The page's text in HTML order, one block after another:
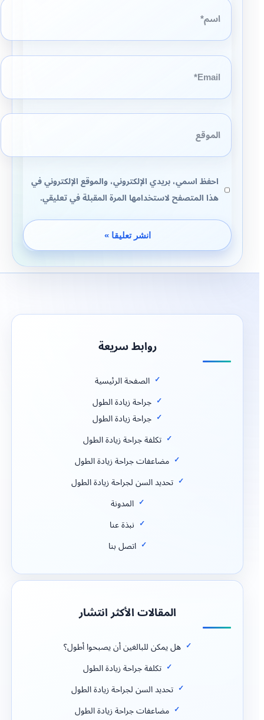
اسم*
Email*
الموقع
احفظ اسمي، بريدي الإلكتروني، والموقع الإلكتروني في
هذا المتصفح لاستخدامها المرة المقبلة في تعليقي.
روابط سريعة
الصفحة الرئيسية
جراحة زيادة الطول
جراحة زيادة الطول
تكلفة جراحة زيادة الطول
مضاعفات جراحة زيادة الطول
تحديد السن لجراحة زيادة الطول
المدونة
نبذة عنا
اتصل بنا
المقالات الأكثر انتشار
هل يمكن للبالغين أن يصبحوا أطول؟
تكلفة جراحة زيادة الطول
تحديد السن لجراحة زيادة الطول
مضاعفات جراحة زيادة الطول